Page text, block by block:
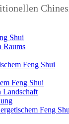
Shui
Raums
Feng Shui
Feng Shui
Landschaft
Feng